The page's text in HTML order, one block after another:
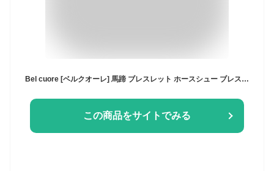
Bel cuore [ベルクオーレ] 馬蹄 ブレスレット ホースシュー ブレスレット メンズ レディース 人気
この商品をサイトでみる